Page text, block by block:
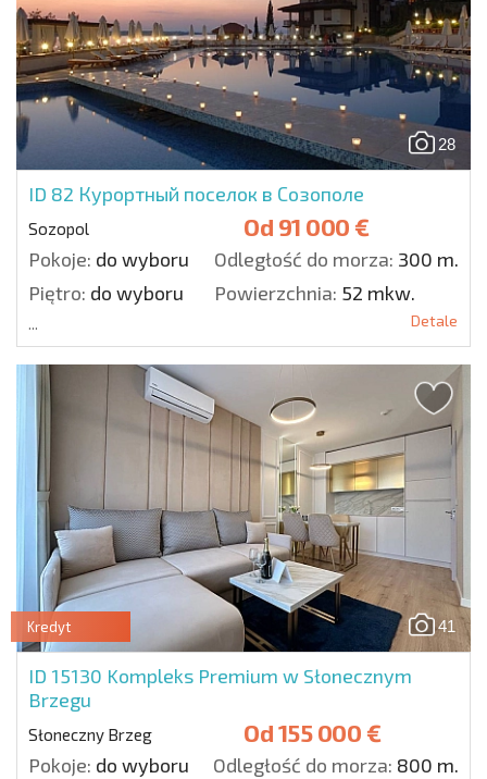
28
ID 82 Курортный поселок в Созополе
Sozopol Od 91 000 €
Pokoje: do wyboru Odległość do morza: 300 m.
Piętro: do wyboru Powierzchnia: 52 mkw.
... Detale
41
Kredyt
ID 15130 Kompleks Premium w Słonecznym
Brzegu
Słoneczny Brzeg Od155 000 €
Pokoje: do wyboru Odległość do morza: 800 m.